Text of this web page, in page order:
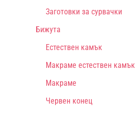
Заготовки за сурвачки
Бижута
Естествен камък
Макраме естествен камък
Макраме
Червен конец